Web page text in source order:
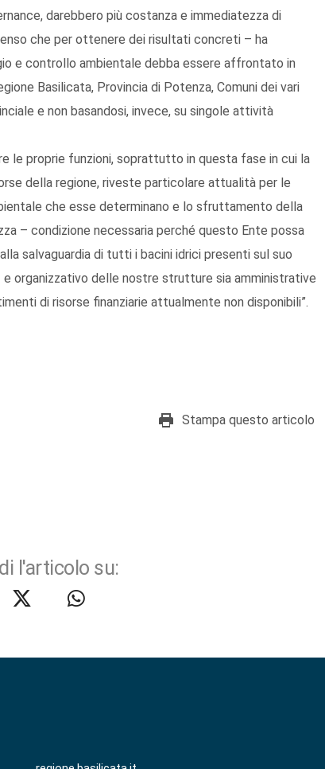
darebbero più costanza e immediatezza di
che per ottenere dei risultati concreti – ha
e controllo ambientale debba essere affrontato in
Basilicata, Provincia di Potenza, Comuni dei vari
e non basandosi, invece, su singole attività
le proprie funzioni, soprattutto in questa fase in cui la
della regione, riveste particolare attualità per le
che esse determinano e lo sfruttamento della
– condizione necessaria perché questo Ente possa
salvaguardia di tutti i bacini idrici presenti sul suo
organizzativo delle nostre strutture sia amministrative
di risorse finanziarie attualmente non disponibili”.
Stampa questo articolo
l'articolo su: